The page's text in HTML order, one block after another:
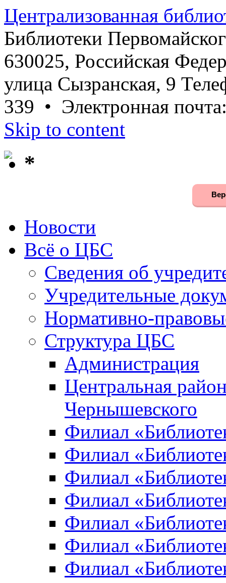
Централизованная
Библиотеки
630025, Российская
улица Сызранская, 9
339 • Электронная
Skip to content
*
Новости
Всё о ЦБС
Сведения об
Учредительные
Нормативно-
Структура ЦБС
Администрация
Центральная
Чернышевского
Филиал
Филиал
Филиал
Филиал
Филиал
Филиал
Филиал